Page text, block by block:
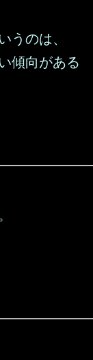
うのは、
傾向がある